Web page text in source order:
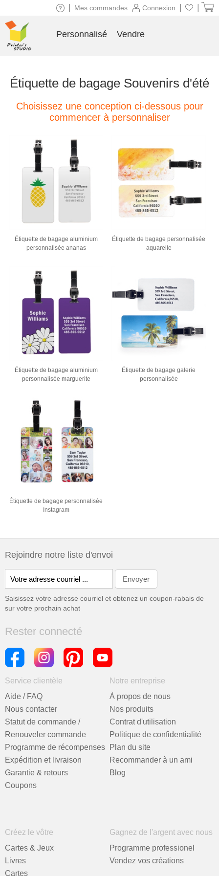
Étiquette de bagage Souvenirs d'été
Choisissez une conception ci-dessous pour
commencer à personnaliser
Étiquette de bagage aluminium
personnalisée ananas
Étiquette de bagage personnalisée
aquarelle
Étiquette de bagage aluminium
personnalisée marguerite
Étiquette de bagage galerie
personnalisée
Étiquette de bagage personnalisée
Instagram
Rejoindre notre liste d'envoi
Saisissez votre adresse courriel et obtenez un coupon-rabais de
sur votre prochain achat
Rester connecté
Service clientèle
Aide / FAQ
Nous contacter
Statut de commande /
Renouveler commande
Programme de récompenses
Expédition et livraison
Garantie & retours
Coupons
Notre entreprise
À propos de nous
Nos produits
Contrat d'utilisation
Politique de confidentialité
Plan du site
Recommander à un ami
Blog
Créez le vôtre
Cartes & Jeux
Livres
Cartes
Gagnez de l'argent avec nous
Programme professionel
Vendez vos créations
Connexion
Mes commandes
Personnalisé Vendre